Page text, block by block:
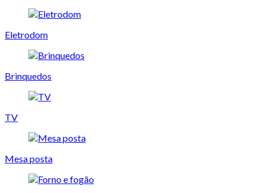
Eletrodom
Brinquedos
TV
Mesa posta